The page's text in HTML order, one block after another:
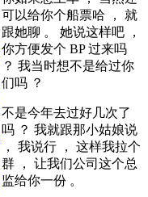
可以给你个船票哈 ， 就
跟她聊 。 她说这样吧 ，
你方便发个 BP 过来吗
？ 我当时想不是给过你
们吗 ？
不是今年去过好几次了
吗 ？ 我就跟那小姑娘说
， 我说行 ， 这样我拉个
群 ， 让我们公司这个总
监给你一份 。